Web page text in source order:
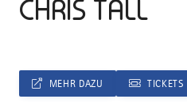
CHRIS TALL
MEHR DAZU TICKETS